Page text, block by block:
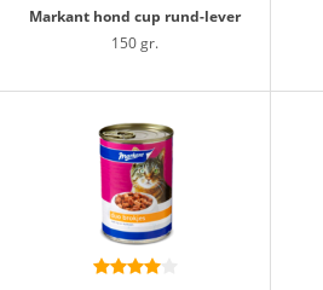
Markant hond cup rund-lever
150 gr.